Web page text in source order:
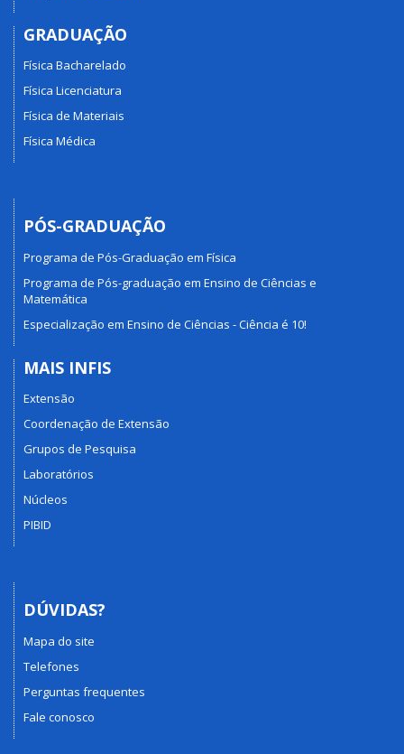
GRADUAÇÃO
Física Bacharelado
Física Licenciatura
Física de Materiais
Física Médica
PÓS-GRADUAÇÃO
Programa de Pós-Graduação em Física
Programa de Pós-graduação em Ensino de Ciências e
Matemática
Especialização em Ensino de Ciências - Ciência é 10!
MAIS INFIS
Extensão
Coordenação de Extensão
Grupos de Pesquisa
Laboratórios
Núcleos
PIBID
DÚVIDAS?
Mapa do site
Telefones
Perguntas frequentes
Fale conosco